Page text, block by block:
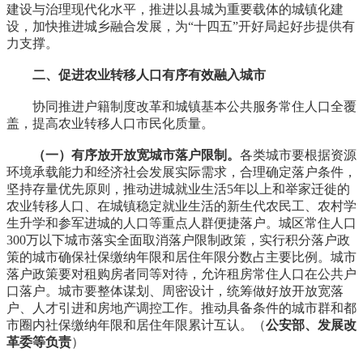
建设与治理现代化水平，推进以县城为重要载体的城镇化建
设，加快推进城乡融合发展，为“十四五”开好局起好步提供有
力支撑。
二、促进农业转移人口有序有效融入城市
协同推进户籍制度改革和城镇基本公共服务常住人口全覆
盖，提高农业转移人口市民化质量。
（一）有序放开放宽城市落户限制。 各类城市要根据资源
环境承载能力和经济社会发展实际需求，合理确定落户条件，
坚持存量优先原则，推动进城就业生活5年以上和举家迁徙的
农业转移人口、在城镇稳定就业生活的新生代农民工、农村学
生升学和参军进城的人口等重点人群便捷落户。城区常住人口
300万以下城市落实全面取消落户限制政策，实行积分落户政
策的城市确保社保缴纳年限和居住年限分数占主要比例。城市
落户政策要对租购房者同等对待，允许租房常住人口在公共户
口落户。城市要整体谋划、周密设计，统筹做好放开放宽落
户、人才引进和房地产调控工作。推动具备条件的城市群和都
市圈内社保缴纳年限和居住年限累计互认。（公安部、发展改
革委等负责）